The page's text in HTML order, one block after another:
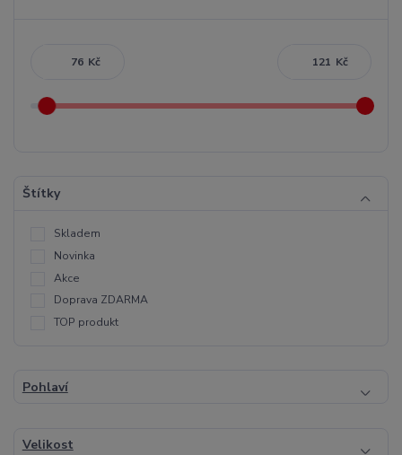
Kč Kč
Štítky
Skladem
Novinka
Akce
Doprava ZDARMA
TOP produkt
Pohlaví
Velikost